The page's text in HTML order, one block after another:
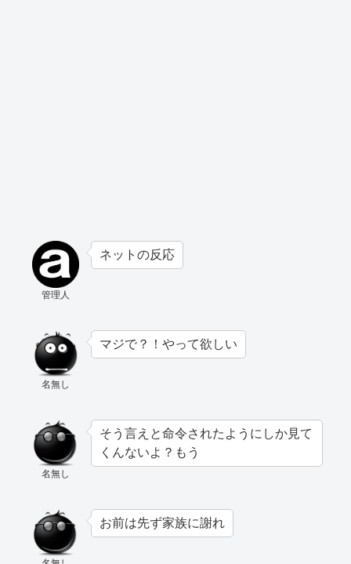
管理人
ネットの反応
名無し
マジで？！やって欲しい
名無し
そう言えと命令されたようにしか見て
くんないよ？もう
お前は先ず家族に謝れ